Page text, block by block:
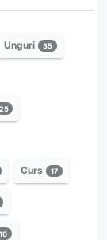
Unguri 35
25
Curs 17
10